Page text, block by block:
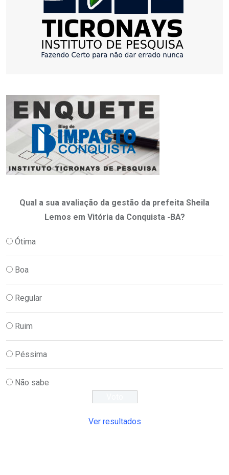
Qual a sua avaliação da gestão da prefeita Sheila
Lemos em Vitória da Conquista -BA?
Ótima
Boa
Regular
Ruim
Péssima
Não sabe
Ver resultados